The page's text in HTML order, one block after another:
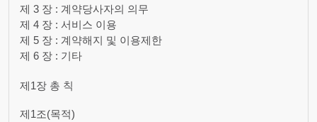
제 3 장 : 계약당사자의 의무
제 4 장 : 서비스 이용
제 5 장 : 계약해지 및 이용제한
제 6 장 : 기타
제1장 총 칙
제1조(목적)